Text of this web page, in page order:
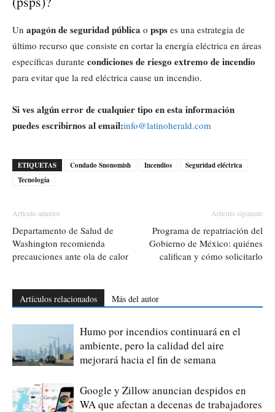
Un apagón de seguridad pública o psps es una estrategia de
último recurso que consiste en cortar la energía eléctrica en áreas
específicas durante condiciones de riesgo extremo de incendio
para evitar que la red eléctrica cause un incendio.
Si ves algún error de cualquier tipo en esta información
puedes escribirnos al email:info@latinoherald.com
ETIQUETAS Condado Snonomish Incendios
Seguridad eléctrica
Tecnología
Artículo anterior
Departamento de Salud de
Washington recomienda
precauciones ante ola de calor
Artículo siguiente
Programa de repatriación del
Gobierno de México: quiénes
califican y cómo solicitarlo
Artículos relacionados Más del autor
Humo por incendios continuará en el
ambiente, pero la calidad del aire
mejorará hacia el fin de semana
Google y Zillow anuncian despidos en
WA que afectan a decenas de trabajadores